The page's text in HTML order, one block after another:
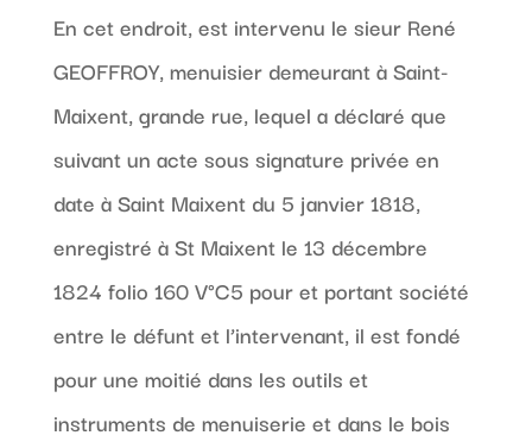
En cet endroit, est intervenu le sieur René
GEOFFROY, menuisier demeurant à Saint-
Maixent, grande rue, lequel a déclaré que
suivant un acte sous signature privée en
date à Saint Maixent du 5 janvier 1818,
enregistré à St Maixent le 13 décembre
1824 folio 160 V°C5 pour et portant société
entre le défunt et l’intervenant, il est fondé
pour une moitié dans les outils et
instruments de menuiserie et dans le bois